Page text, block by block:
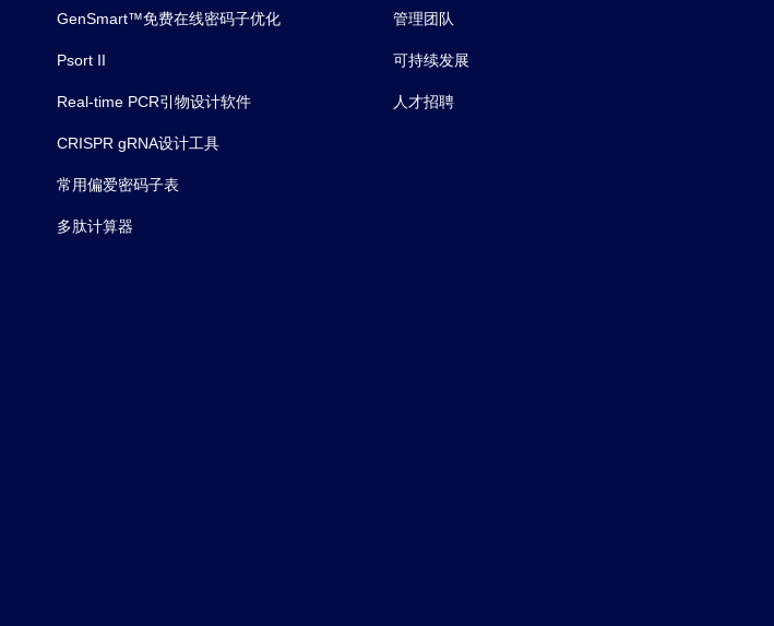
GenSmart™免费在线密码子优化
Psort II
Real-time PCR引物设计软件
CRISPR gRNA设计工具
常用偏爱密码子表
多肽计算器
管理团队
可持续发展
人才招聘